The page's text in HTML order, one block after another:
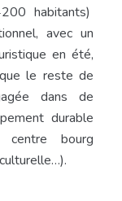
habitants)
avec un
en été,
le reste de
dans de
durable
bourg